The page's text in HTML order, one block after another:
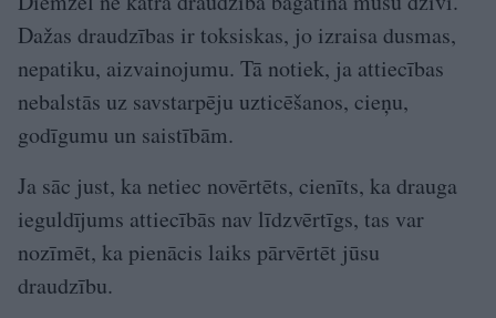
Dažas draudzības ir toksiskas, jo izraisa dusmas,
nepatiku, aizvainojumu. Tā notiek, ja attiecības
nebalstās uz savstarpēju uzticēšanos, cieņu,
godīgumu un saistībām.
Ja sāc just, ka netiec novērtēts, cienīts, ka drauga
ieguldījums attiecībās nav līdzvērtīgs, tas var
nozīmēt, ka pienācis laiks pārvērtēt jūsu
draudzību.